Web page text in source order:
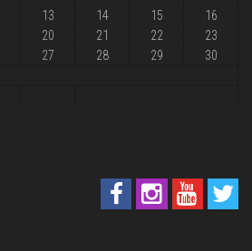
13 14 15
16
20 21 22
23
27 28 29
30